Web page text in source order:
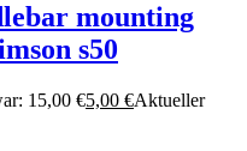
mounting
s50
15,00 €5,00 €Aktueller